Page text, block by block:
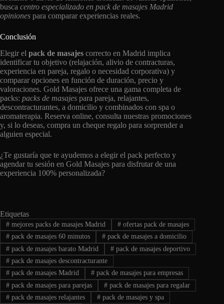
busca centro especializado en pack de masajes Madrid
opiniones para comparar experiencias reales.
Conclusión
Elegir el pack de masajes correcto en Madrid implica
identificar tu objetivo (relajación, alivio de contracturas,
experiencia en pareja, regalo o necesidad corporativa) y
comparar opciones en función de duración, precio y
valoraciones. Gold Masajes ofrece una gama completa de
packs: packs de masajes para pareja, relajantes,
descontracturantes, a domicilio y combinados con spa o
aromaterapia. Reserva online, consulta nuestras promociones
y, si lo deseas, compra un cheque regalo para sorprender a
alguien especial.
¿Te gustaría que te ayudemos a elegir el pack perfecto y
agendar tu sesión en Gold Masajes para disfrutar de una
experiencia 100% personalizada?
Etiquetas
#mejores packs de masajes Madrid #ofertas pack de masajes
#pack de masajes 60 minutos #pack de masajes a domicilio
#pack de masajes barato Madrid #pack de masajes deportivo
#pack de masajes descontracturante
#pack de masajes Madrid #pack de masajes para empresas
#pack de masajes para parejas #pack de masajes para regalar
#pack de masajes relajantes #pack de masajes y spa